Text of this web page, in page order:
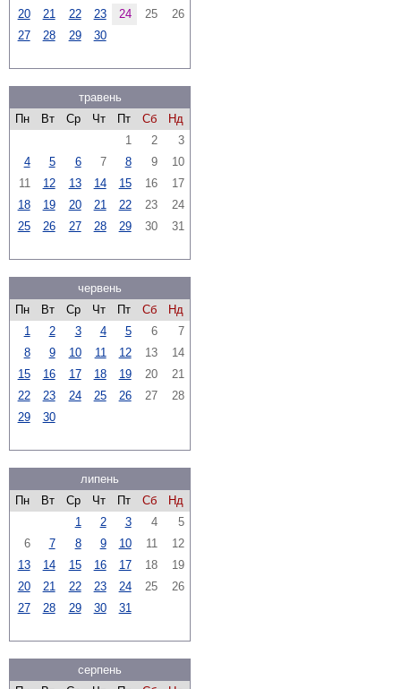
20
21 22 23 24 25
26
27
28 29 30
травень
Пн
Вт Ср Чт Пт Сб
Нд
1
2
3
4
5 6 7 8 9
10
11
12 13 14 15 16
17
18
19 20 21 22 23
24
25
26 27 28 29 30 31
червень
Пн
Вт Ср Чт Пт Сб
Нд
1
2 3 4 5 6
7
8
9 10 11 12 13
14
15
16 17 18 19 20
21
22
23 24 25 26 27
28
29
30
липень
Пн
Вт Ср Чт Пт Сб
Нд
1
2 3 4
5
6
7 8 9 10 11
12
13
14 15 16 17 18
19
20
21 22 23 24 25
26
27
28 29 30 31
серпень